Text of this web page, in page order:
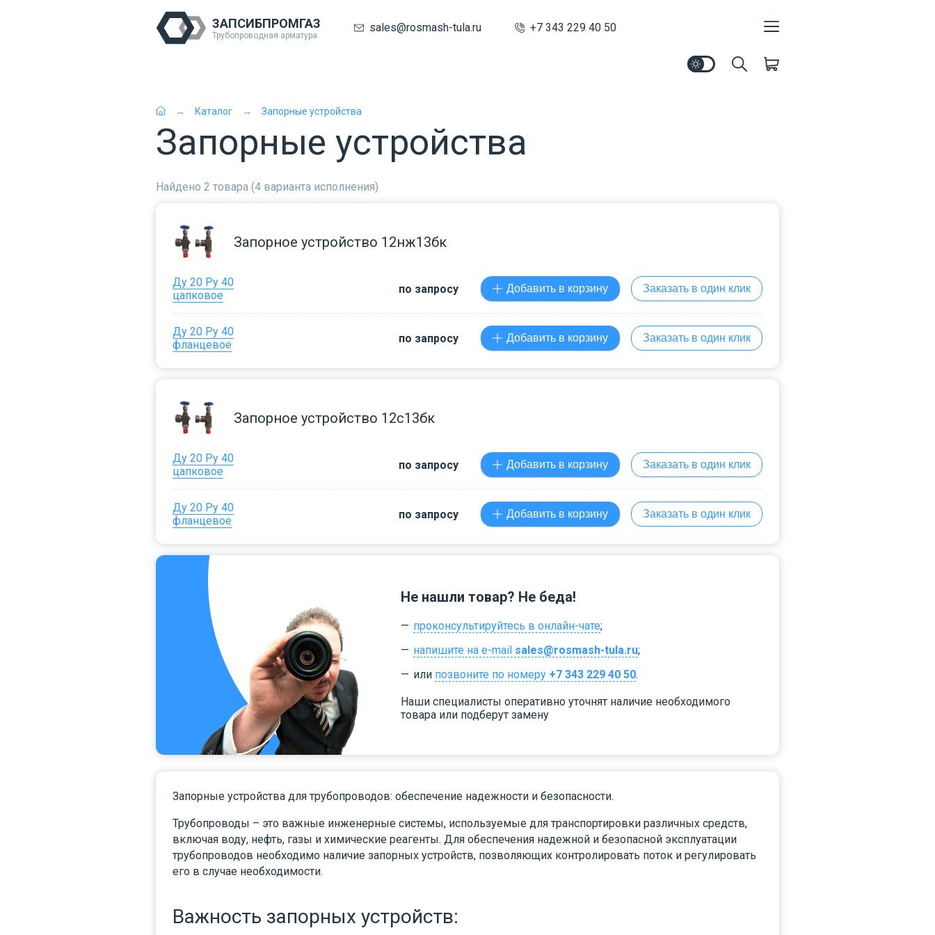
ЗАПСИБПРОМГАЗ
Трубопроводная арматура
sales@rosmash-tula.ru +7 343 229 40 50
Каталог Запорные устройства
Запорные устройства
Найдено 2 товара (4 варианта исполнения)
Запорное устройство 12нж13бк
Ду 20 Ру 40
цапковое
по запросу Добавить в корзину Заказать в один клик
Ду 20 Ру 40
фланцевое
по запросу Добавить в корзину Заказать в один клик
Запорное устройство 12с13бк
Ду 20 Ру 40
цапковое
по запросу Добавить в корзину Заказать в один клик
Ду 20 Ру 40
фланцевое
по запросу Добавить в корзину Заказать в один клик
Не нашли товар? Не беда!
проконсультируйтесь в онлайн-чате;
напишите на e-mail sales@rosmash-tula.ru;
или позвоните по номеру +7 343 229 40 50.
Наши специалисты оперативно уточнят наличие необходимого
товара или подберут замену
Запорные устройства для трубопроводов: обеспечение надежности и безопасности.
Трубопроводы – это важные инженерные системы, используемые для транспортировки различных средств,
включая воду, нефть, газы и химические реагенты. Для обеспечения надежной и безопасной эксплуатации
трубопроводов необходимо наличие запорных устройств, позволяющих контролировать поток и регулировать
его в случае необходимости.
Важность запорных устройств: